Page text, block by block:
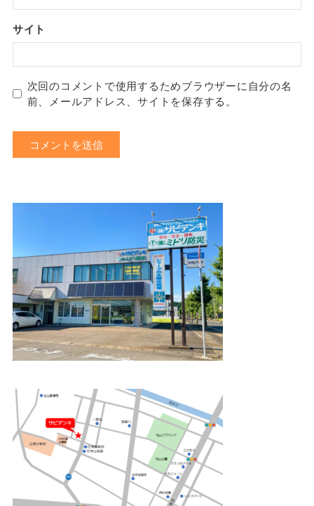
サイト
次回のコメントで使用するためブラウザーに自分の名
前、メールアドレス、サイトを保存する。